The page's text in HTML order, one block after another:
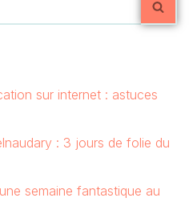
sur internet : astuces
: 3 jours de folie du
semaine fantastique au